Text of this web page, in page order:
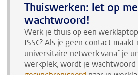
Thuiswerken: let op
wachtwoord!
Werk je thuis op een
ISSC? Als je geen contact
universitaire netwerk vanaf je
werkplek, wordt je wachtwoord